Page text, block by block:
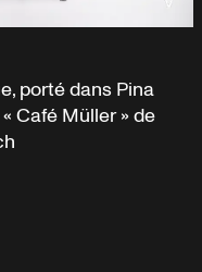
porté dans Pina
Café Müller » de